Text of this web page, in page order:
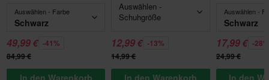
Auswählen - Farbe
Schwarz
49,99 € -41%
84,99 €
Auswählen -
Schuhgröße
12,99 € -13%
14,99 €
Auswählen -
Schwarz
17,99 € -28%
24,99 €